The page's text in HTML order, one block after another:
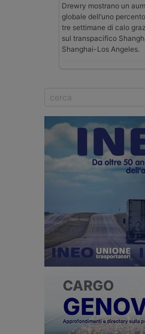
Drewry mostrano un
globale dell’uno
tre settimane di calo
sul transpacifico
Shanghai-Los Angeles.